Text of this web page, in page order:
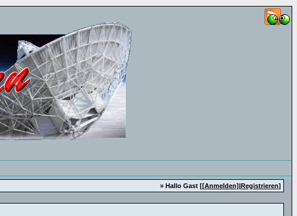
» Hallo Gast [[Anmelden]|Registrieren]